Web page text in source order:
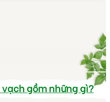
vạch gồm những gì?